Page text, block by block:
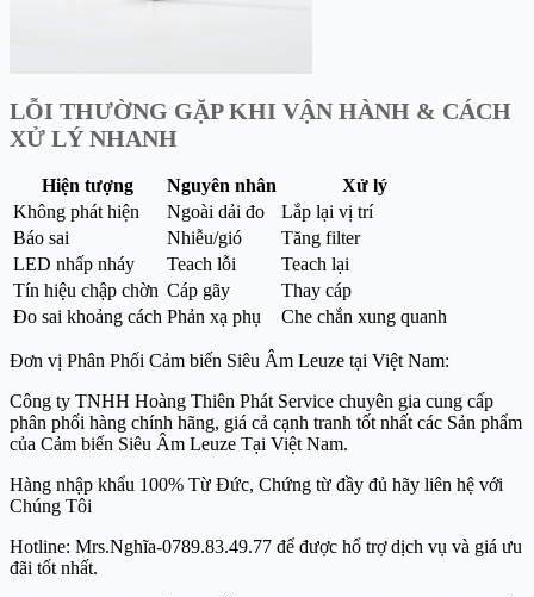
LỖI THƯỜNG GẶP KHI VẬN HÀNH & CÁCH
XỬ LÝ NHANH
Hiện tượng Nguyên nhân
Xử lý
Không phát hiện
Ngoài dải đo
Lắp lại vị trí
Báo sai
Nhiễu/gió
Tăng filter
LED nhấp nháy
Teach lỗi
Teach lại
Tín hiệu chập chờn Cáp gãy
Thay cáp
Đo sai khoảng cách Phản xạ phụ Che chắn xung quanh
Đơn vị Phân Phối Cảm biến Siêu Âm Leuze tại Việt Nam:
Công ty TNHH Hoàng Thiên Phát Service chuyên gia cung cấp
phân phối hàng chính hãng, giá cả cạnh tranh tốt nhất các Sản phẩm
của Cảm biến Siêu Âm Leuze Tại Việt Nam.
Hàng nhập khẩu 100% Từ Đức, Chứng từ đầy đủ hãy liên hệ với
Chúng Tôi
Hotline: Mrs.Nghĩa-0789.83.49.77 để được hổ trợ dịch vụ và giá ưu
đãi tốt nhất.